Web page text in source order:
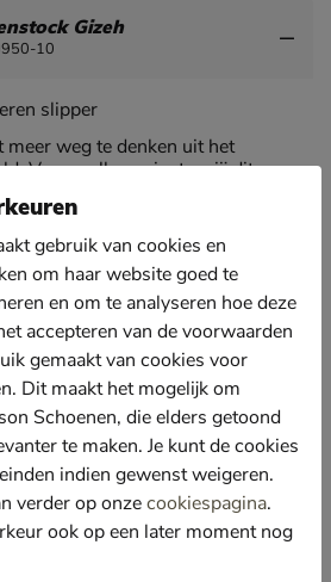
Gizeh
10
slipper
weg te denken uit het
Voor welke variant ga jij dit
is en ontwikkelt door
verstelbare band om de wreef
wens aan te passen.
anatomische gevormd
biedt aan de voetboog. De
de voet goed op zijn plek
beter tot zijn recht komt.
heeft de sandaal ook een
De diepe hielkuip houdt de voet
het ondersteunende voetbed
komt.
EVA-loopzool die voldoende
biedt.
gebruik van cookies en
om haar website goed te
en om te analyseren hoe deze
accepteren van de voorwaarden
gemaakt van cookies voor
Dit maakt het mogelijk om
Schoenen, die elders getoond
te maken. Je kunt de cookies
indien gewenst weigeren.
verder op onzecookiespagina.
ook op een later moment nog